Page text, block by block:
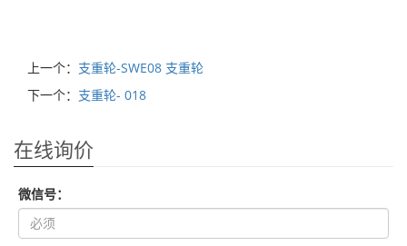
上一个： 支重轮-SWE08 支重轮
下一个： 支重轮- 018
在线询价
微信号：